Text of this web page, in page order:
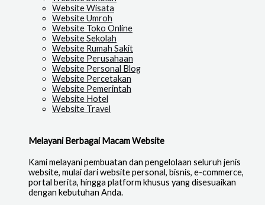
Website Wisata
Website Umroh
Website Toko Online
Website Sekolah
Website Rumah Sakit
Website Perusahaan
Website Personal Blog
Website Percetakan
Website Pemerintah
Website Hotel
Website Travel
Melayani Berbagai Macam Website
Kami melayani pembuatan dan pengelolaan seluruh jenis
website, mulai dari website personal, bisnis, e-commerce,
portal berita, hingga platform khusus yang disesuaikan
dengan kebutuhan Anda.